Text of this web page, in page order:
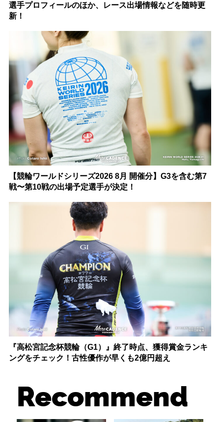
選手プロフィールのほか、レース出場情報などを随時更
新！
【競輪ワールドシリーズ2026 8月 開催分】G3を含む第7
戦〜第10戦の出場予定選手が決定！
『高松宮記念杯競輪（G1）』終了時点、獲得賞金ランキ
ングをチェック！古性優作が早くも2億円超え
Recommend